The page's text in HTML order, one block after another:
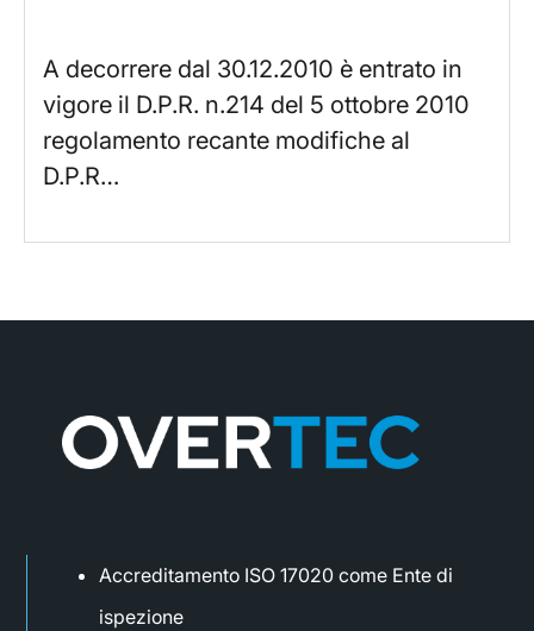
A decorrere dal 30.12.2010 è entrato in
vigore il D.P.R. n.214 del 5 ottobre 2010
regolamento recante modifiche al
D.P.R…
Accreditamento ISO 17020 come Ente di
ispezione